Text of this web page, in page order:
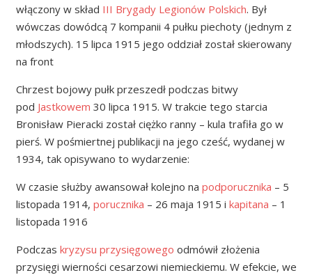
włączony w skład III Brygady Legionów Polskich. Był
wówczas dowódcą 7 kompanii 4 pułku piechoty (jednym z
młodszych). 15 lipca 1915 jego oddział został skierowany
na front
Chrzest bojowy pułk przeszedł podczas bitwy
pod Jastkowem 30 lipca 1915. W trakcie tego starcia
Bronisław Pieracki został ciężko ranny – kula trafiła go w
pierś. W pośmiertnej publikacji na jego cześć, wydanej w
1934, tak opisywano to wydarzenie:
W czasie służby awansował kolejno na podporucznika – 5
listopada 1914, porucznika – 26 maja 1915 i kapitana – 1
listopada 1916
Podczas kryzysu przysięgowego odmówił złożenia
przysięgi wierności cesarzowi niemieckiemu. W efekcie, we